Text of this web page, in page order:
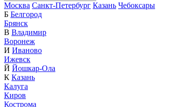
Москва Санкт-Петербург Казань Чебоксары
Б Белгород
Брянск
В Владимир
Воронеж
И Иваново
Ижевск
Й Йошкар-Ола
К Казань
Калуга
Киров
Кострома